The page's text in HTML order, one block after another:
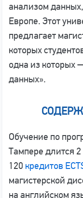
анализом
Европе. Этот
предлагает
которых
одна из которых
данных».
Обучение по
Тампере длится 2
120 кредитов
магистерской
на английском